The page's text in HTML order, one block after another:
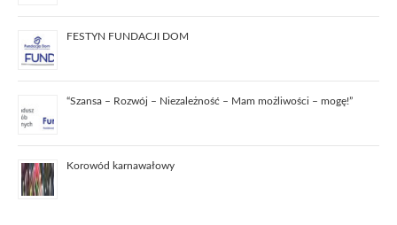
FESTYN FUNDACJI DOM
“Szansa – Rozwój – Niezależność – Mam możliwości – mogę!”
Korowód karnawałowy